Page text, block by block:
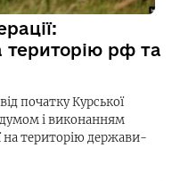
територію рф та
початку Курської
і виконанням
на територію держави-